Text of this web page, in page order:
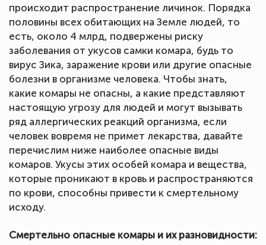
происходит распространение личинок. Порядка
половины всех обитающих на Земле людей, то
есть, около 4 млрд, подвержены риску
заболевания от укусов самки комара, будь то
вирус Зика, заражение крови или другие опасные
болезни в организме человека. Чтобы знать,
какие комары не опасны, а какие представляют
настоящую угрозу для людей и могут вызывать
ряд аллергических реакций организма, если
человек вовремя не примет лекарства, давайте
перечислим ниже наиболее опасные виды
комаров. Укусы этих особей комара и вещества,
которые проникают в кровь и распространяются
по крови, способны привести к смертельному
исходу.
Смертельно опасные комары и их разновидности: